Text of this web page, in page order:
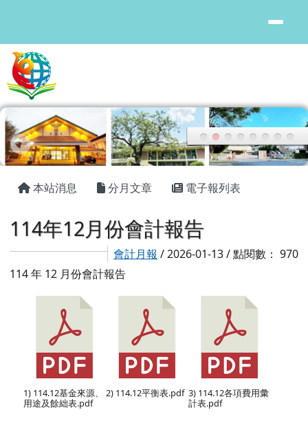
本站消息 分月文章 電子報列表
114年12月份會計報告
會計月報 / 2026-01-13 / 點閱數： 970
114 年 12 月份會計報告
1) 114.12基金來源、
用途及餘絀表.pdf
2) 114.12平衡表.pdf 3) 114.12各項費用彙
計表.pdf